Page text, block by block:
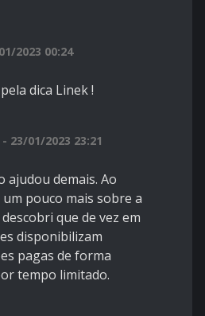
2023 00:24
dica Linek !
23/01/2023 23:21
ajudou demais. Ao
pouco mais sobre a
que de vez em
disponibilizam
pagas de forma
tempo limitado.